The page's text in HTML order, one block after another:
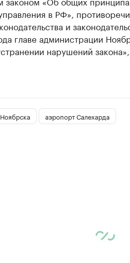
в РФ»,
и
главе администрации
нарушений
аэропорт Салехарда